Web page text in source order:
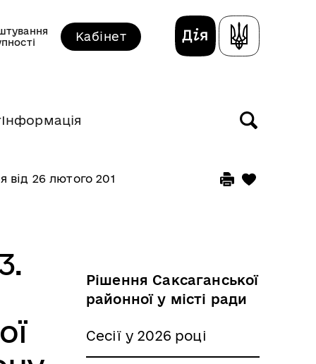
Кабінет
Інформація
від 26 лютого 2016 року
Рішення Саксаганської
районної у місті ради
Сесії у 2026 році